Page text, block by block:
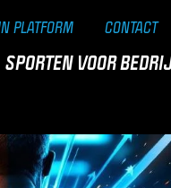
PLATFORM CONTACT
SPORTEN VOOR